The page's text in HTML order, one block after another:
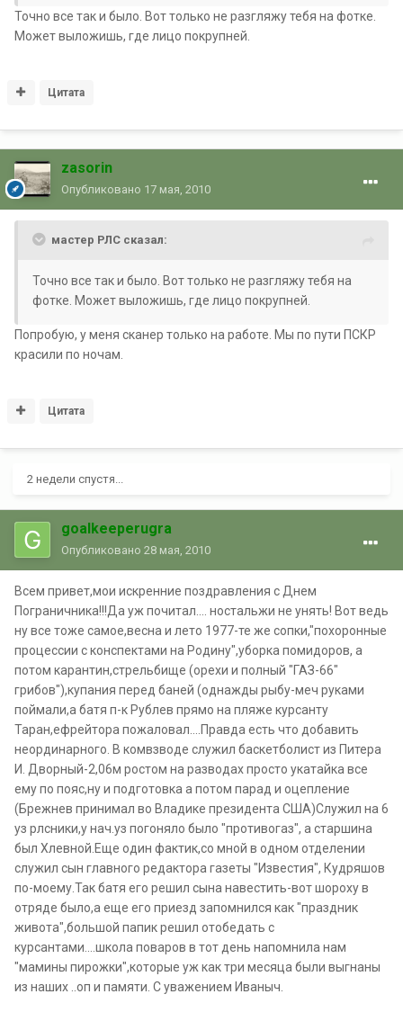
Точно все так и было. Вот только не разгляжу тебя на фотке.
Может выложишь, где лицо покрупней.
Цитата
zasorin
Опубликовано 17 мая, 2010
мастер РЛС сказал:
Точно все так и было. Вот только не разгляжу тебя на
фотке. Может выложишь, где лицо покрупней.
Попробую, у меня сканер только на работе. Мы по пути ПСКР
красили по ночам.
Цитата
2 недели спустя...
goalkeeperugra
Опубликовано 28 мая, 2010
Всем привет,мои искренние поздравления с Днем
Пограничника!!!Да уж почитал.... ностальжи не унять! Вот ведь
ну все тоже самое,весна и лето 1977-те же сопки,"похоронные
процессии с конспектами на Родину",уборка помидоров, а
потом карантин,стрельбище (орехи и полный "ГАЗ-66"
грибов"),купания перед баней (однажды рыбу-меч руками
поймали,а батя п-к Рублев прямо на пляже курсанту
Таран,ефрейтора пожаловал....Правда есть что добавить
неординарного. В комвзводе служил баскетболист из Питера
И. Дворный-2,06м ростом на разводах просто укатайка все
ему по пояс,ну и подготовка а потом парад и оцепление
(Брежнев принимал во Владике президента США)Служил на 6
уз рлсники,у нач.уз погоняло было "противогаз", а старшина
был Хлевной.Еще один фактик,со мной в одном отделении
служил сын главного редактора газеты "Известия", Кудряшов
по-моему.Так батя его решил сына навестить-вот шороху в
отряде было,а еще его приезд запомнился как "праздник
живота",большой папик решил отобедать с
курсантами....школа поваров в тот день напомнила нам
"мамины пирожки",которые уж как три месяца были выгнаны
из наших ..оп и памяти. С уважением Иваныч.